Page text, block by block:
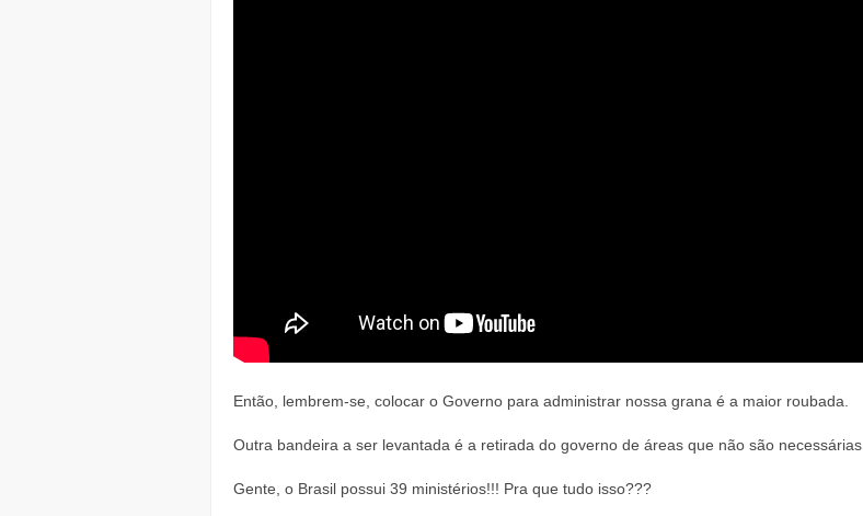
Então, lembrem-se, colocar o Governo para administrar nossa grana é a maior roubada.
Outra bandeira a ser levantada é a retirada do governo de áreas que não são necessárias.
Gente, o Brasil possui 39 ministérios!!! Pra que tudo isso???